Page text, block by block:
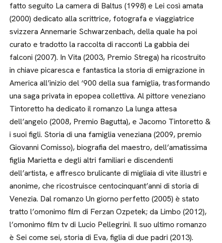
fatto seguito La camera di Baltus (1998) e Lei così amata
(2000) dedicato alla scrittrice, fotografa e viaggiatrice
svizzera Annemarie Schwarzenbach, della quale ha poi
curato e tradotto la raccolta di racconti La gabbia dei
falconi (2007). In Vita (2003, Premio Strega) ha ricostruito
in chiave picaresca e fantastica la storia di emigrazione in
America all’inizio del ‘900 della sua famiglia, trasformando
una saga privata in epopea collettiva. Al pittore veneziano
Tintoretto ha dedicato il romanzo La lunga attesa
dell’angelo (2008, Premio Bagutta), e Jacomo Tintoretto &
i suoi figli. Storia di una famiglia veneziana (2009, premio
Giovanni Comisso), biografia del maestro, dell’amatissima
figlia Marietta e degli altri familiari e discendenti
dell’artista, e affresco brulicante di migliaia di vite illustri e
anonime, che ricostruisce centocinquant’anni di storia di
Venezia. Dal romanzo Un giorno perfetto (2005) è stato
tratto l’omonimo film di Ferzan Ozpetek; da Limbo (2012),
l’omonimo film tv di Lucio Pellegrini. Il suo ultimo romanzo
è Sei come sei, storia di Eva, figlia di due padri (2013).